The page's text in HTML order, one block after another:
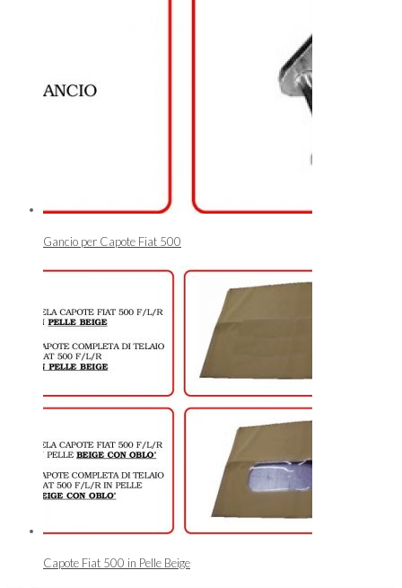
Gancio per Capote Fiat 500
Capote Fiat 500 in Pelle Beige